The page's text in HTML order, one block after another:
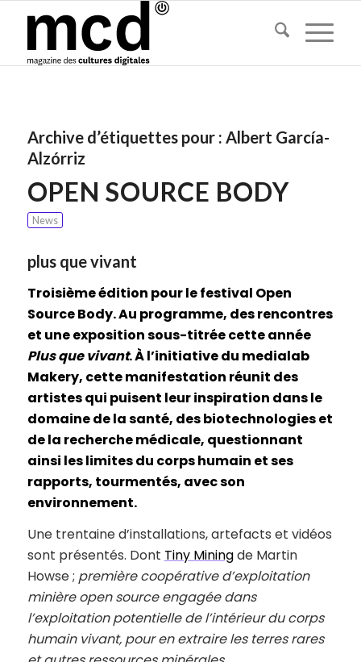
Archive d’étiquettes pour : Albert García-
Alzórriz
OPEN SOURCE BODY
News
plus que vivant
Troisième édition pour le festival Open
Source Body. Au programme, des rencontres
et une exposition sous-titrée cette année
Plus que vivant. À l’initiative du medialab
Makery, cette manifestation réunit des
artistes qui puisent leur inspiration dans le
domaine de la santé, des biotechnologies et
de la recherche médicale, questionnant
ainsi les limites du corps humain et ses
rapports, tourmentés, avec son
environnement.
Une trentaine d’installations, artefacts et vidéos
sont présentés. Dont Tiny Miningde Martin
Howse ; première coopérative d’exploitation
minière open source engagée dans
l’exploitation potentielle de l’intérieur du corps
humain vivant, pour en extraire les terres rares